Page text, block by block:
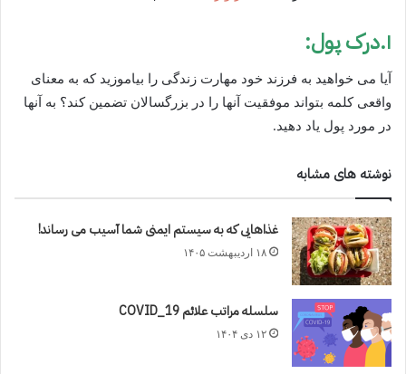
۱.درک پول:
آیا می خواهید به فرزند خود مهارت زندگی را بیاموزید که به معنای
واقعی کلمه بتواند موفقیت آنها را در بزرگسالان تضمین کند؟ به آنها
در مورد پول یاد دهید.
نوشته های مشابه
غذاهایی که به سیستم ایمنی شما آسیب می رساند!
۱۸ اردیبهشت ۱۴۰۵
سلسله مراتب علائم COVID_19
۱۲ دی ۱۴۰۴